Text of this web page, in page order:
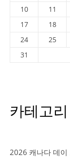
10
11
17
18
24
25
31
카테고리
2026 캐나다 데이